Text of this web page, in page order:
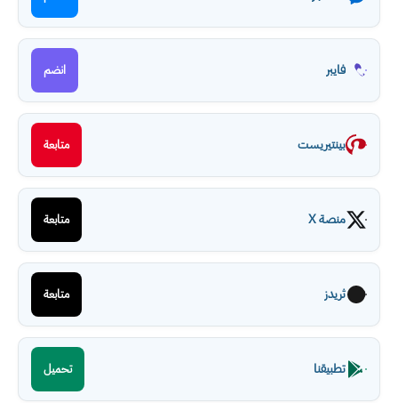
فايبر انضم
بينتيريست متابعة
منصة X متابعة
ثريدز متابعة
تطبيقنا تحميل